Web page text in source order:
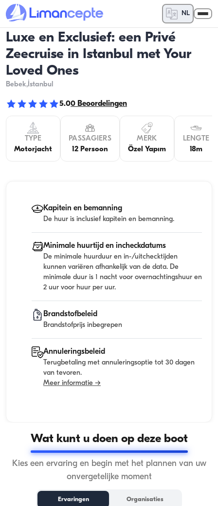
NL
Luxe en Exclusief: een Privé
Zeecruise in Istanbul met Your
Loved Ones
Bebek,İstanbul
5.00 Beoordelingen
TYPE
Motorjacht
PASSAGIERS
12 Persoon
MERK
Özel Yapım
LENGTE
18m
Kapitein en bemanning
De huur is inclusief kapitein en bemanning.
Minimale huurtijd en incheckdatums
De minimale huurduur en in-/uitchecktijden
kunnen variëren afhankelijk van de data. De
minimale duur is 1 nacht voor overnachtingshuur en
2 uur voor huur per uur.
Brandstofbeleid
Brandstofprijs inbegrepen
Annuleringsbeleid
Terugbetaling met annuleringsoptie tot 30 dagen
van tevoren.
Meer informatie →
Wat kunt u doen op deze boot
Kies een ervaring en begin met het plannen van uw
onvergetelijke moment
Ervaringen Organisaties